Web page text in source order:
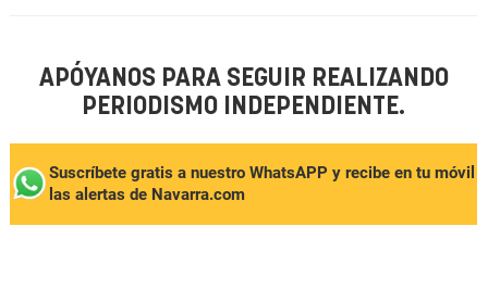
APÓYANOS PARA SEGUIR REALIZANDO
PERIODISMO INDEPENDIENTE.
Suscríbete gratis a nuestro WhatsAPP y recibe en tu móvil
las alertas de Navarra.com